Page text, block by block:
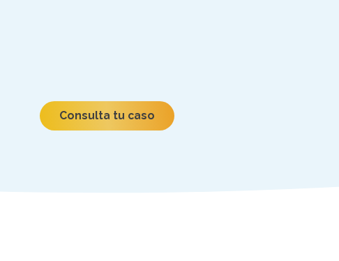
Consulta tu caso